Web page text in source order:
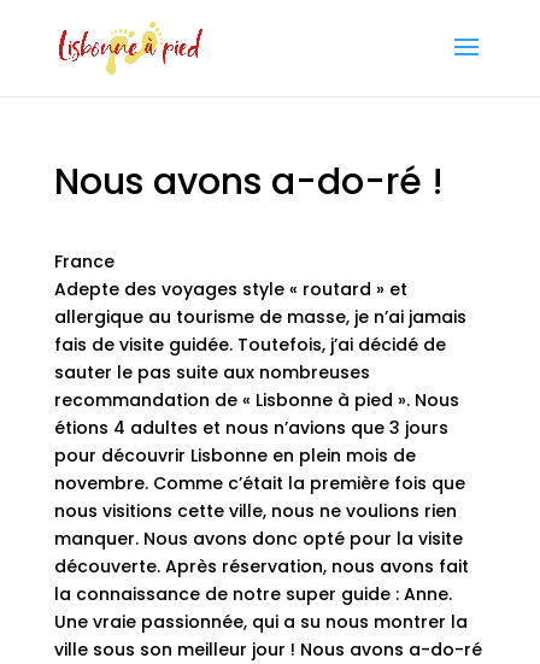
Nous avons a-do-ré !
France
Adepte des voyages style « routard » et
allergique au tourisme de masse, je n’ai jamais
fais de visite guidée. Toutefois, j’ai décidé de
sauter le pas suite aux nombreuses
recommandation de « Lisbonne à pied ». Nous
étions 4 adultes et nous n’avions que 3 jours
pour découvrir Lisbonne en plein mois de
novembre. Comme c’était la première fois que
nous visitions cette ville, nous ne voulions rien
manquer. Nous avons donc opté pour la visite
découverte. Après réservation, nous avons fait
la connaissance de notre super guide : Anne.
Une vraie passionnée, qui a su nous montrer la
ville sous son meilleur jour ! Nous avons a-do-ré